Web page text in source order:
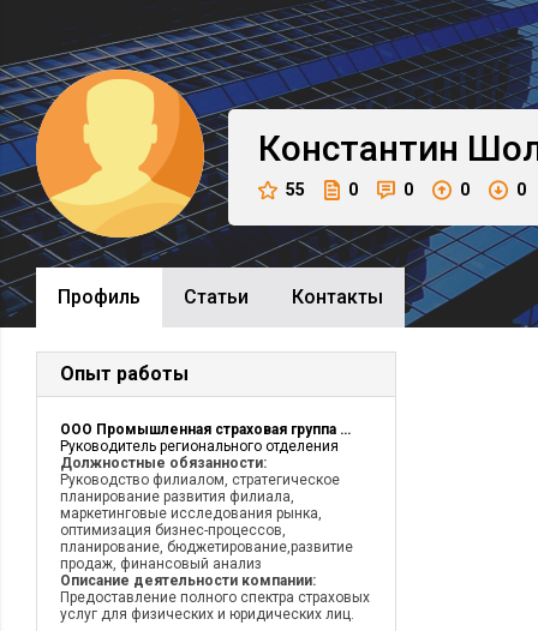
Константин
55 0 0 0 0
Профиль Cтатьи Контакты
Опыт работы
ООО Промышленная страховая группа ОСНОВА
Руководитель регионального отделения
Должностные обязанности:
Руководство филиалом, стратегическое
планирование развития филиала,
маркетинговые исследования рынка,
оптимизация бизнес-процессов,
планирование, бюджетирование,развитие
продаж, финансовый анализ
Описание деятельности компании:
Предоставление полного спектра страховых
услуг для физических и юридических лиц.